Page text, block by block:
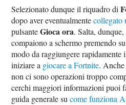
Selezionato dunque il riquadro di
dopo aver eventualmentecollegato
pulsanteGioca ora. Salta,
compaiono a schermo premendo
modo da raggiungere
iniziare a giocare a Fortnite. Anche
non ci sono operazioni troppo
cerchi maggiori informazioni puoi
guida generale sucome funziona